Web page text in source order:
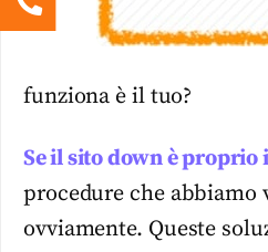
funziona è il tuo?
Se il sito down è proprio
procedure che abbiamo
ovviamente. Queste